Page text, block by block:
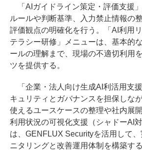
「AIガイドライン策定・評価支援
ルールや判断基準、入力禁止情報の
評価観点の明確化を行う。「AI利用
テラシー研修」メニューは、基本的
ールの理解まで、現場の不適切利用
ツを提供する。
「企業・法人向け生成AI利活用支
キュリティとガバナンスを担保しな
使えるユースケースの整理や社内展
利用状況の可視化支援（シャドーAI
は、GENFLUX Securityを活用して
ニタリングと改善運用体制を構築する